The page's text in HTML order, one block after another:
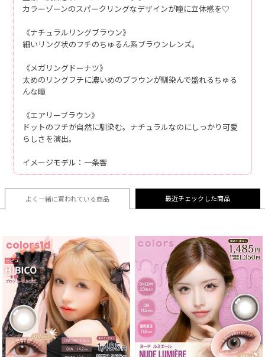
カラーゾーンのスパークリングなデザインが瞳に立体感を♡
《ナチュラルリングブラウン》
細いリング状のフチのちゅるん系ブラウンレンズ。
《メガリングドーナツ》
太めのリングフチに濃いめのブラウンが馴染んで盛れるちゅる
んな瞳
《エアリーブラウン》
ドットのフチが自然に馴染む。ナチュラルなのにしっかり可愛
らしさを演出。
イメージモデル：一条響
よく一緒に買われている商品 最近チェックした商品